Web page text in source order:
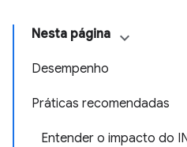
Nesta página
Desempenho
Práticas recomendadas
Entender o impacto do